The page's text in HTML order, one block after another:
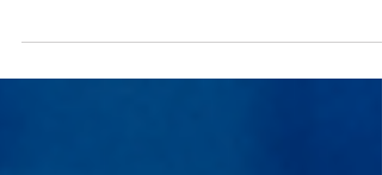
Après une excellente saison régulière, les
Gaiters de Bishop’s premiers au classement et